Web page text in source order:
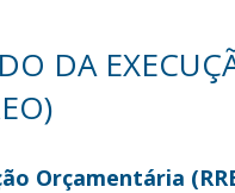
DA
Orçamentária